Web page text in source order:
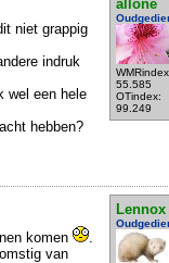
allone
55.585
OTindex:
99.249
niet grappig
indruk
wel een hele
hebben?
Lennox
komen
van